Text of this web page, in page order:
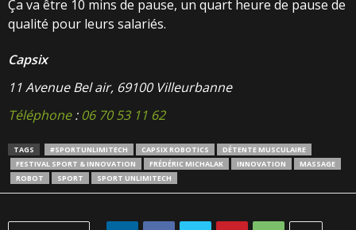
Ça va être 10 mins de pause, un quart heure de pause de
qualité pour leurs salariés.
Capsix
11 Avenue Bel air, 69100 Villeurbanne
Téléphone: 06 70 53 11 62
TAGS #SPORTUNLIMITECH CAPSIX ROBOTICS
DÉTENTE MUSCULAIRE
FESTIVAL SPORT & INNOVATION
FRÉDÉRIC MICHALAK INNOVATION
MASSAGE
ROBOT
SPORT SPORT UNLIMITECH